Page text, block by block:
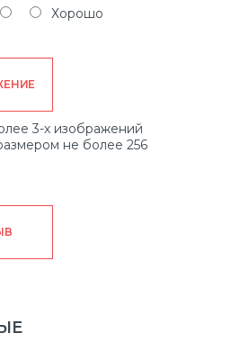
Хорошо
3-х изображений
не более 256